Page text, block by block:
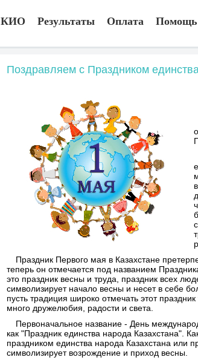
КИО Результаты Оплата Помощь
Поздравляем с Праздником
Праздник Первого мая в Казахстане
теперь он отмечается под названием
это праздник весны и труда, праздник всех
символизирует начало весны и несет в себе
пусть традиция широко отмечать этот
много дружелюбия, радости и света.
Первоначальное название - День
как "Праздник единства народа Казахстана".
праздником единства народа Казахстана или
символизирует возрождение и приход весны.